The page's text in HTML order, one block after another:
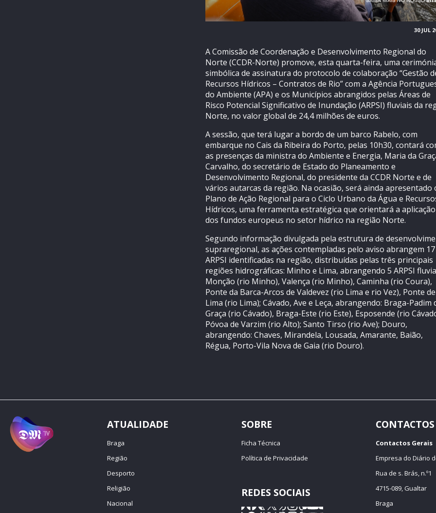
30 JUL
A Comissão de Coordenação e Desenvolvimento Regional do
Norte (CCDR-Norte) promove, esta quarta-feira, uma
simbólica de assinatura do protocolo de colaboração “Gestão
Recursos Hídricos – Contratos de Rio” com a Agência
do Ambiente (APA) e os Municípios abrangidos pelas Áreas de
Risco Potencial Significativo de Inundação (ARPSI) fluviais da
Norte, no valor global de 24,4 milhões de euros.
A sessão, que terá lugar a bordo de um barco Rabelo, com
embarque no Cais da Ribeira do Porto, pelas 10h30, contará
as presenças da ministra do Ambiente e Energia, Maria da
Carvalho, do secretário de Estado do Planeamento e
Desenvolvimento Regional, do presidente da CCDR Norte e de
vários autarcas da região. Na ocasião, será ainda apresentado
Plano de Ação Regional para o Ciclo Urbano da Água e
Hídricos, uma ferramenta estratégica que orientará a aplicação
dos fundos europeus no setor hídrico na região Norte.
Segundo informação divulgada pela estrutura de
supraregional, as ações contempladas pelo aviso abrangem 17
ARPSI identificadas na região, distribuídas pelas três principais
regiões hidrográficas: Minho e Lima, abrangendo 5 ARPSI
Monção (rio Minho), Valença (rio Minho), Caminha (rio Coura),
Ponte da Barca-Arcos de Valdevez (rio Lima e rio Vez), Ponte de
Lima (rio Lima); Cávado, Ave e Leça, abrangendo: Braga-Padim
Graça (rio Cávado), Braga-Este (rio Este), Esposende (rio
Póvoa de Varzim (rio Alto); Santo Tirso (rio Ave); Douro,
abrangendo: Chaves, Mirandela, Lousada, Amarante, Baião,
Régua, Porto-Vila Nova de Gaia (rio Douro).
ATUALIDADE
Braga
Região
Desporto
Religião
Nacional
SOBRE
Ficha Técnica
Política de Privacidade
REDES SOCIAIS
CONTACTOS
Contactos Gerais
Empresa do Diário
Rua de s. Brás, n.º1
4715-089, Gualtar
Braga